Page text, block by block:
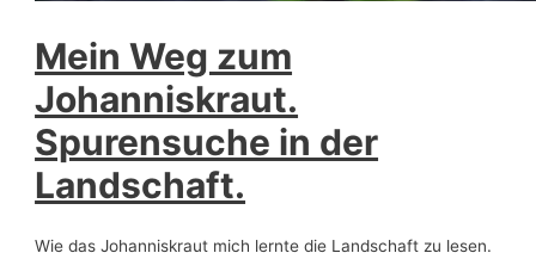
Mein Weg zum
Johanniskraut.
Spurensuche in der
Landschaft.
Wie das Johanniskraut mich lernte die Landschaft zu lesen.